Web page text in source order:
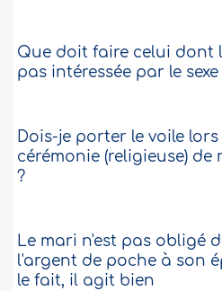
Que doit faire celui dont
pas intéressée par le sexe
Dois-je porter le voile lors
cérémonie (religieuse)
?
Le mari n'est pas obligé
l'argent de poche à son
le fait, il agit bien